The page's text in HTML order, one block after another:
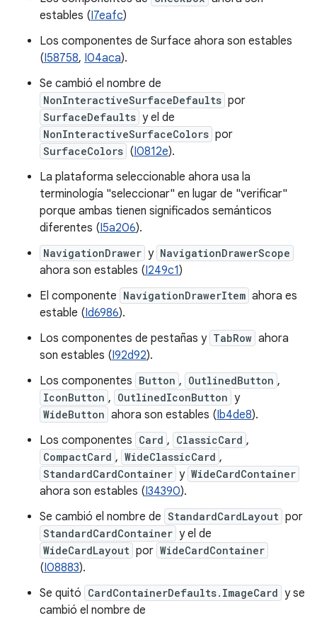
estables (I7eafc)
Los componentes de Surface ahora son estables
(I58758, I04aca).
Se cambió el nombre de
NonInteractiveSurfaceDefaults por
SurfaceDefaults y el de
NonInteractiveSurfaceColors por
SurfaceColors (I0812e).
La plataforma seleccionable ahora usa la
terminología "seleccionar" en lugar de "verificar"
porque ambas tienen significados semánticos
diferentes (I5a206).
NavigationDrawer y NavigationDrawerScope
ahora son estables (I249c1)
El componente NavigationDrawerItem ahora es
estable (Id6986).
Los componentes de pestañas y TabRow ahora
son estables (I92d92).
Los componentes Button , OutlinedButton ,
IconButton , OutlinedIconButton y
WideButton ahora son estables (Ib4de8).
Los componentes Card , ClassicCard ,
CompactCard , WideClassicCard ,
StandardCardContainer y WideCardContainer
ahora son estables (I34390).
Se cambió el nombre de StandardCardLayout por
StandardCardContainer y el de
WideCardLayout por WideCardContainer
(I08883).
Se quitó CardContainerDefaults.ImageCard y se
cambió el nombre de